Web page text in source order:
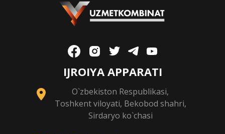
IJROIYA APPARATI
O`zbekiston Respublikasi,
Toshkent viloyati, Bekobod shahri,
Sirdaryo ko`chasi